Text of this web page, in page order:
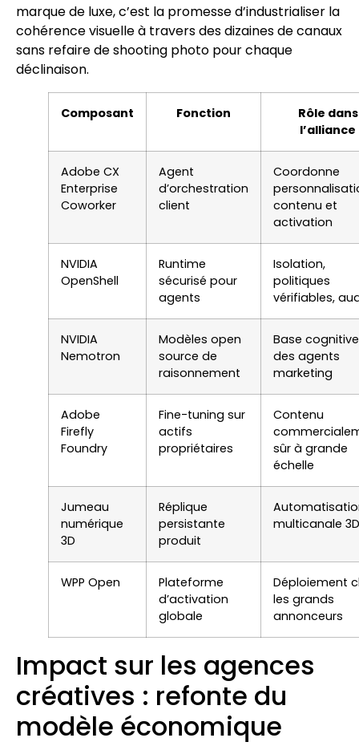
marque de luxe, c’est la promesse d’industrialiser la
cohérence visuelle à travers des dizaines de canaux
sans refaire de shooting photo pour chaque
déclinaison.
Composant Fonction
Rôle dans
l’alliance
Adobe CX
Enterprise
Coworker
Agent
d’orchestration
client
Coordonne
contenu et
activation
NVIDIA
OpenShell
Runtime
sécurisé pour
agents
Isolation,
politiques
vérifiables,
NVIDIA
Nemotron
Modèles open
source de
raisonnement
Base cognitive
des agents
marketing
Adobe
Firefly
Foundry
Fine-tuning sur
actifs
propriétaires
Contenu
sûr à grande
échelle
Jumeau
numérique
3D
Réplique
persistante
produit
multicanale 3D
WPP Open
Plateforme
d’activation
globale
Déploiement
les grands
annonceurs
Impact sur les agences
créatives : refonte du
modèle économique